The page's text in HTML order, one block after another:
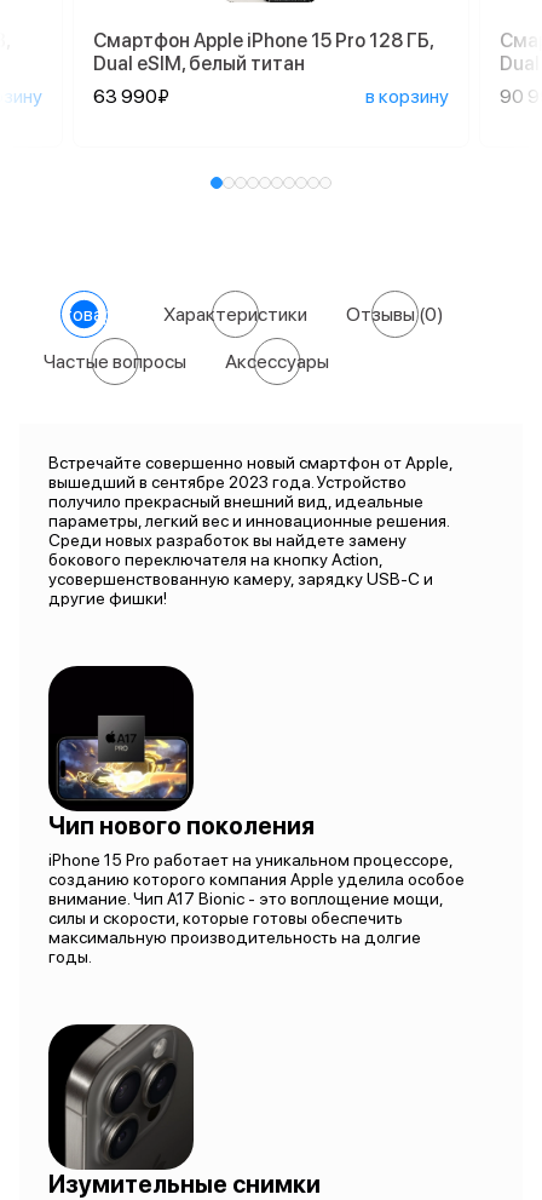
Смартфон Apple iPhone 15 Pro 128 ГБ,
Dual eSIM, белый титан
63 990₽
в корзину
90
О товаре Характеристики Отзывы(0)
Частые вопросы Аксессуары
Встречайте совершенно новый смартфон от Apple,
вышедший в сентябре 2023 года. Устройство
получило прекрасный внешний вид, идеальные
параметры, легкий вес и инновационные решения.
Среди новых разработок вы найдете замену
бокового переключателя на кнопку Action,
усовершенствованную камеру, зарядку USB-C и
другие фишки!
Чип нового поколения
iPhone 15 Pro работает на уникальном процессоре,
созданию которого компания Apple уделила особое
внимание. Чип A17 Bionic - это воплощение мощи,
силы и скорости, которые готовы обеспечить
максимальную производительность на долгие
годы.
Изумительные снимки